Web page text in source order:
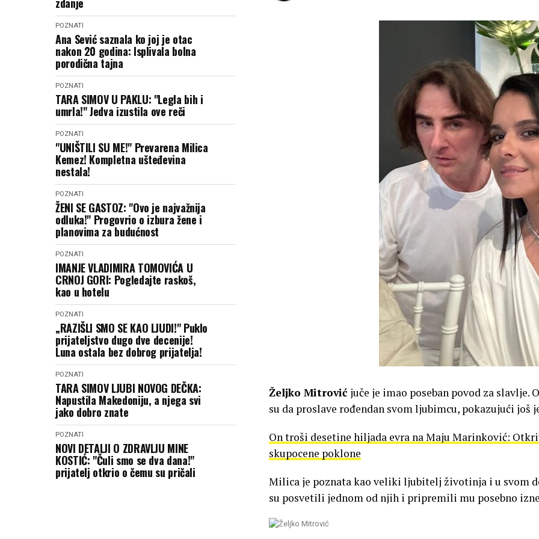
POZNATI
Ana Sević saznala ko joj je otac
nakon 20 godina: Isplivala bolna
porodična tajna
POZNATI
TARA SIMOV U PAKLU: "Legla bih i
umrla!" Jedva izustila ove reči
POZNATI
"UNIŠTILI SU ME!" Prevarena Milica
Kemez! Kompletna ušteđevina
nestala!
POZNATI
ŽENI SE GASTOZ: "Ovo je najvažnija
odluka!" Progovrio o izbura žene i
planovima za budućnost
POZNATI
IMANJE VLADIMIRA TOMOVIĆA U
CRNOJ GORI: Pogledajte raskoš,
kao u hotelu
POZNATI
„RAZIŠLI SMO SE KAO LJUDI!" Puklo
prijateljstvo dugo dve decenije!
Luna ostala bez dobrog prijatelja!
POZNATI
TARA SIMOV LJUBI NOVOG DEČKA:
Napustila Makedoniju, a njega svi
jako dobro znate
POZNATI
NOVI DETALJI O ZDRAVLJU MINE
KOSTIĆ: "Čuli smo se dva dana!"
prijatelj otkrio o čemu su pričali
Željko Mitrović juče je imao poseban povod za slavlje.
su da proslave rođendan svom ljubimcu, pokazujući
On troši desetine hiljada evra na Maju Marinković:
skupocene poklone
Milica je poznata kao veliki ljubitelj životinja i u svom
su posvetili jednom od njih i pripremili mu posebno